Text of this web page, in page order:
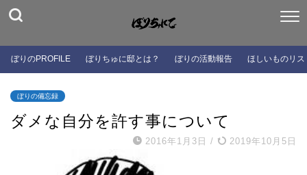
ぼりのPROFILE ぼりちゅに邸とは？ ぼりの活動報告 ほしいものリス
ぼりの備忘録
ダメな自分を許す事について
2016年1月3日 / 2019年10月5日